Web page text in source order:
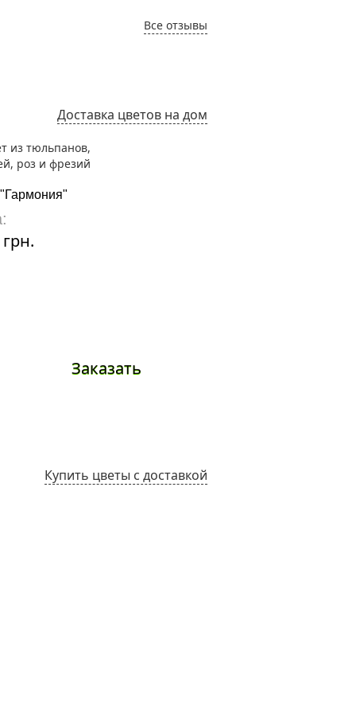
Все отзывы
Доставка цветов на дом
"Гармония"
Заказать
Купить цветы с доставкой